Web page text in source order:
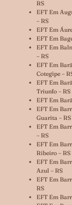
RS
EFT Em
– RS
EFT Em
EFT Em
EFT Em
– RS
EFT Em
Cotegipe –
EFT Em
Triunfo – RS
EFT Em
EFT Em
Guarita – RS
EFT Em
– RS
EFT Em
Ribeiro – RS
EFT Em
Azul – RS
EFT Em
RS
EFT Em